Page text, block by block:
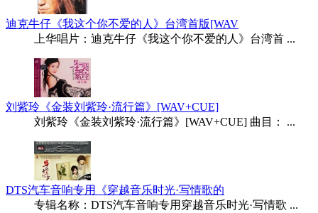
迪克牛仔《我这个你不爱的人》台湾首版[WAV
上华唱片：迪克牛仔《我这个你不爱的人》台湾首 ...
刘紫玲《金装刘紫玲·流行篇》[WAV+CUE]
刘紫玲《金装刘紫玲·流行篇》[WAV+CUE] 曲目： ...
DTS汽车音响专用《穿越音乐时光·写情歌的
专辑名称：DTS汽车音响专用穿越音乐时光·写情歌 ...